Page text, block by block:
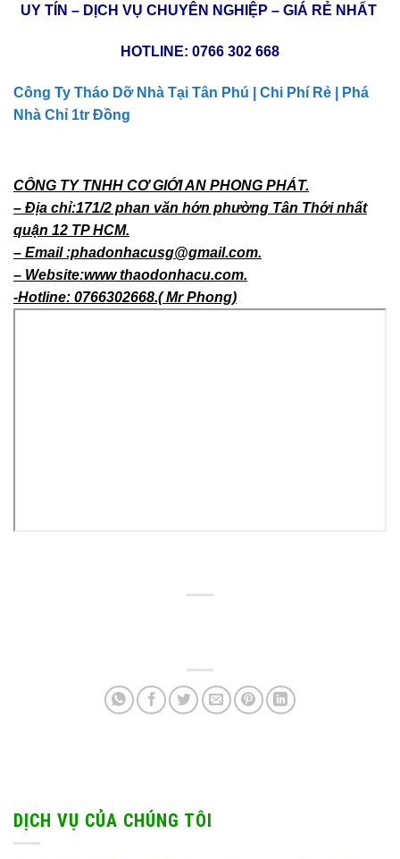
UY TÍN – DỊCH VỤ CHUYÊN NGHIỆP – GIÁ RẺ NHẤT
HOTLINE: 0766 302 668
Công Ty Tháo Dỡ Nhà Tại Tân Phú | Chi Phí Rẻ | Phá
Nhà Chỉ 1tr Đồng
CÔNG TY TNHH CƠ GIỚI AN PHONG PHÁT.
– Địa chỉ:171/2 phan văn hớn phường Tân Thới nhất
quận 12 TP HCM.
– Email :phadonhacusg@gmail.com.
– Website:www thaodonhacu.com.
-Hotline: 0766302668.( Mr Phong)
DỊCH VỤ CỦA CHÚNG TÔI